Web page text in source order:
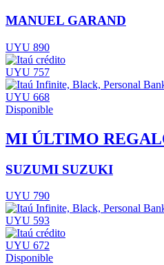
MANUEL GARAND
UYU 890
UYU 757
UYU 668
Disponible
MI ÚLTIMO
SUZUMI SUZUKI
UYU 790
UYU 593
UYU 672
Disponible